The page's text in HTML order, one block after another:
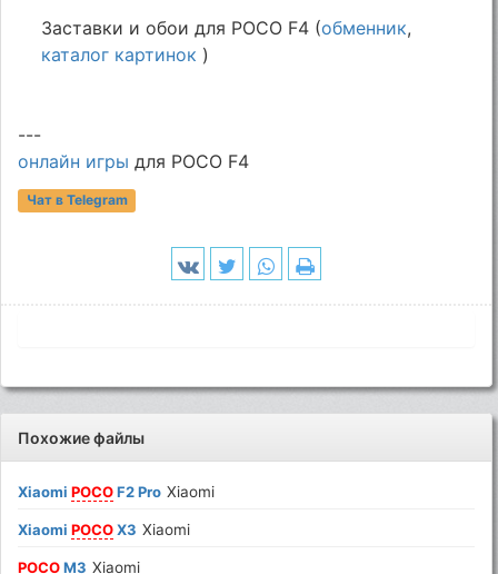
Заставки и обои для POCO F4 (обменник,
каталог картинок )
---
онлайн игры для POCO F4
Чат в Telegram
Похожие файлы
XiaomiPOCOF2 Pro Xiaomi
XiaomiPOCOX3 Xiaomi
POCOM3 Xiaomi